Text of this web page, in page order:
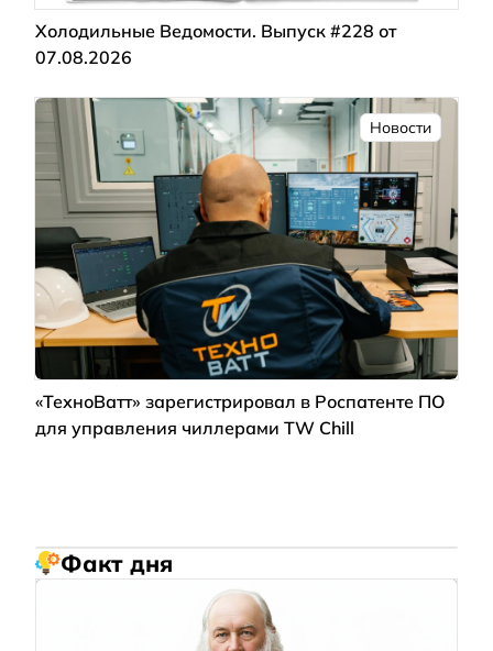
Холодильные Ведомости. Выпуск #228 от
07.08.2026
Новости
«ТехноВатт» зарегистрировал в Роспатенте ПО
для управления чиллерами TW Chill
Факт дня